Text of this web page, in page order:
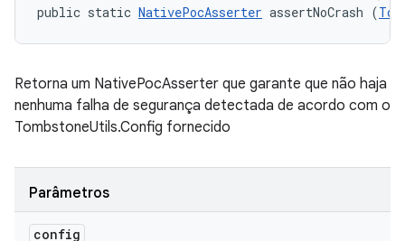
public static NativePocAsserter assertNoCrash (
Retorna um NativePocAsserter que garante que não haja
nenhuma falha de segurança detectada de acordo com o
TombstoneUtils.Config fornecido
Parâmetros
config